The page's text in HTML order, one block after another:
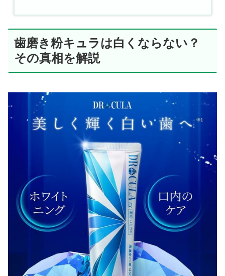
歯磨き粉キュラは白くならない？
その真相を解説